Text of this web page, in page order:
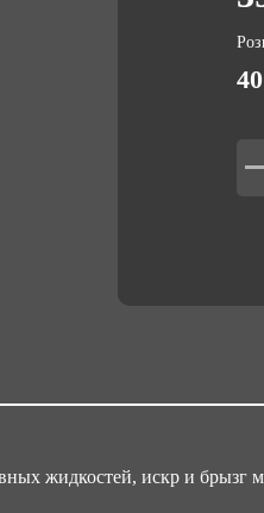
0.4
жидкостей, искр и брызг